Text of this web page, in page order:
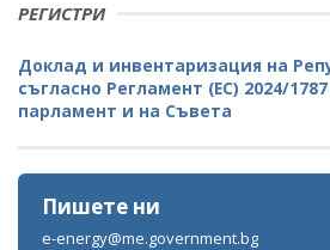
РЕГИСТРИ
Доклад и инвентаризация на
съгласно Регламент (ЕС) 2024/
парламент и на Съвета
Пишете ни
e-energy@me.government.bg